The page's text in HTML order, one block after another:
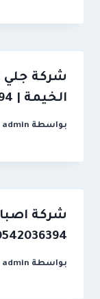
شركة جلي
الخيمة | 0542036394- خصم 30%
بواسطة admin
شركة
0542036394| شركة العالمية خصم
بواسطة admin